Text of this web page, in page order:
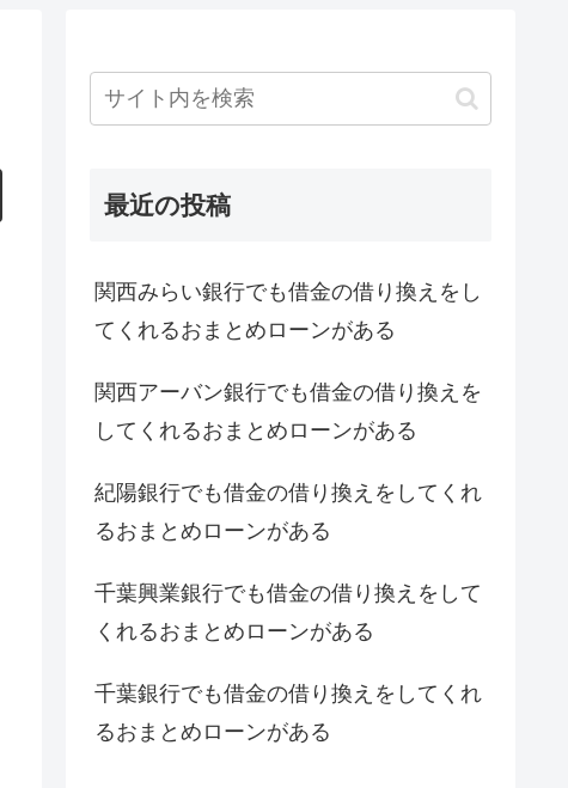
最近の投稿
関西みらい銀行でも借金の借り換えをし
てくれるおまとめローンがある
関西アーバン銀行でも借金の借り換えを
してくれるおまとめローンがある
紀陽銀行でも借金の借り換えをしてくれ
るおまとめローンがある
千葉興業銀行でも借金の借り換えをして
くれるおまとめローンがある
千葉銀行でも借金の借り換えをしてくれ
るおまとめローンがある